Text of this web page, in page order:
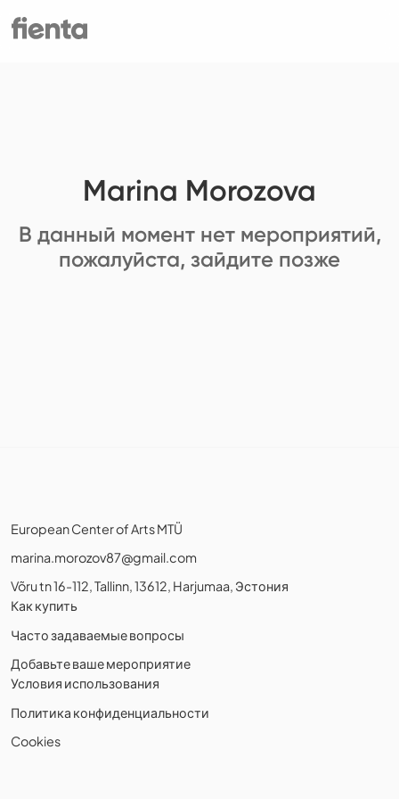
Marina Morozova
В данный момент нет мероприятий,
пожалуйста, зайдите позже
European Center of Arts MTÜ
marina.morozov87@gmail.com
Võru tn 16-112, Tallinn, 13612, Harjumaa, Эстония
Как купить
Часто задаваемые вопросы
Добавьте ваше мероприятие
Условия использования
Политика конфиденциальности
Cookies